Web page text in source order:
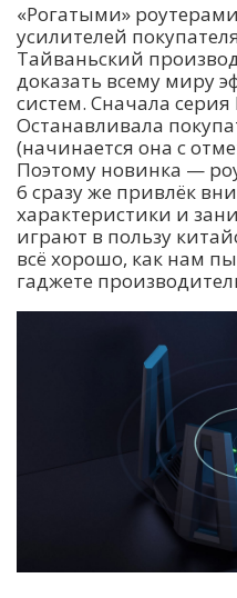
«Рогатыми»
усилителей
Тайваньский
доказать всему миру
систем. Сначала серия
Останавливала
(начинается она с
Поэтому новинка —
6 сразу же привлёк
характеристики и
играют в пользу
всё хорошо, как нам
гаджете